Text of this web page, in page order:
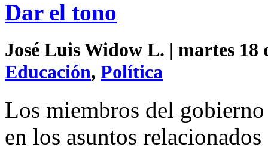
Dar el tono
José Luis Widow L. | martes 18
Educación, Política
Los miembros del
en los asuntos